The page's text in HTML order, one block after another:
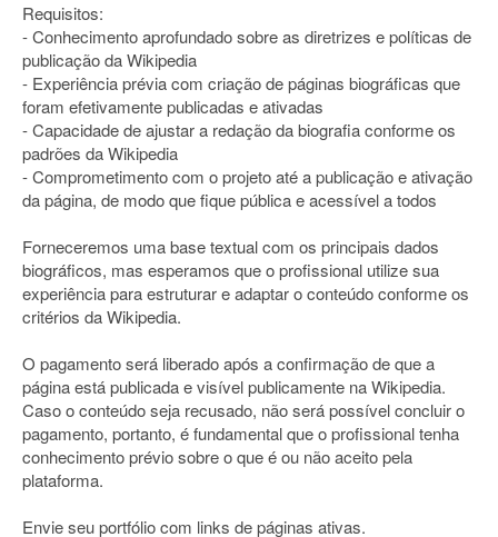
Requisitos:
- Conhecimento aprofundado sobre as diretrizes e políticas de
publicação da Wikipedia
- Experiência prévia com criação de páginas biográficas que
foram efetivamente publicadas e ativadas
- Capacidade de ajustar a redação da biografia conforme os
padrões da Wikipedia
- Comprometimento com o projeto até a publicação e ativação
da página, de modo que fique pública e acessível a todos
Forneceremos uma base textual com os principais dados
biográficos, mas esperamos que o profissional utilize sua
experiência para estruturar e adaptar o conteúdo conforme os
critérios da Wikipedia.
O pagamento será liberado após a confirmação de que a
página está publicada e visível publicamente na Wikipedia.
Caso o conteúdo seja recusado, não será possível concluir o
pagamento, portanto, é fundamental que o profissional tenha
conhecimento prévio sobre o que é ou não aceito pela
plataforma.
Envie seu portfólio com links de páginas ativas.